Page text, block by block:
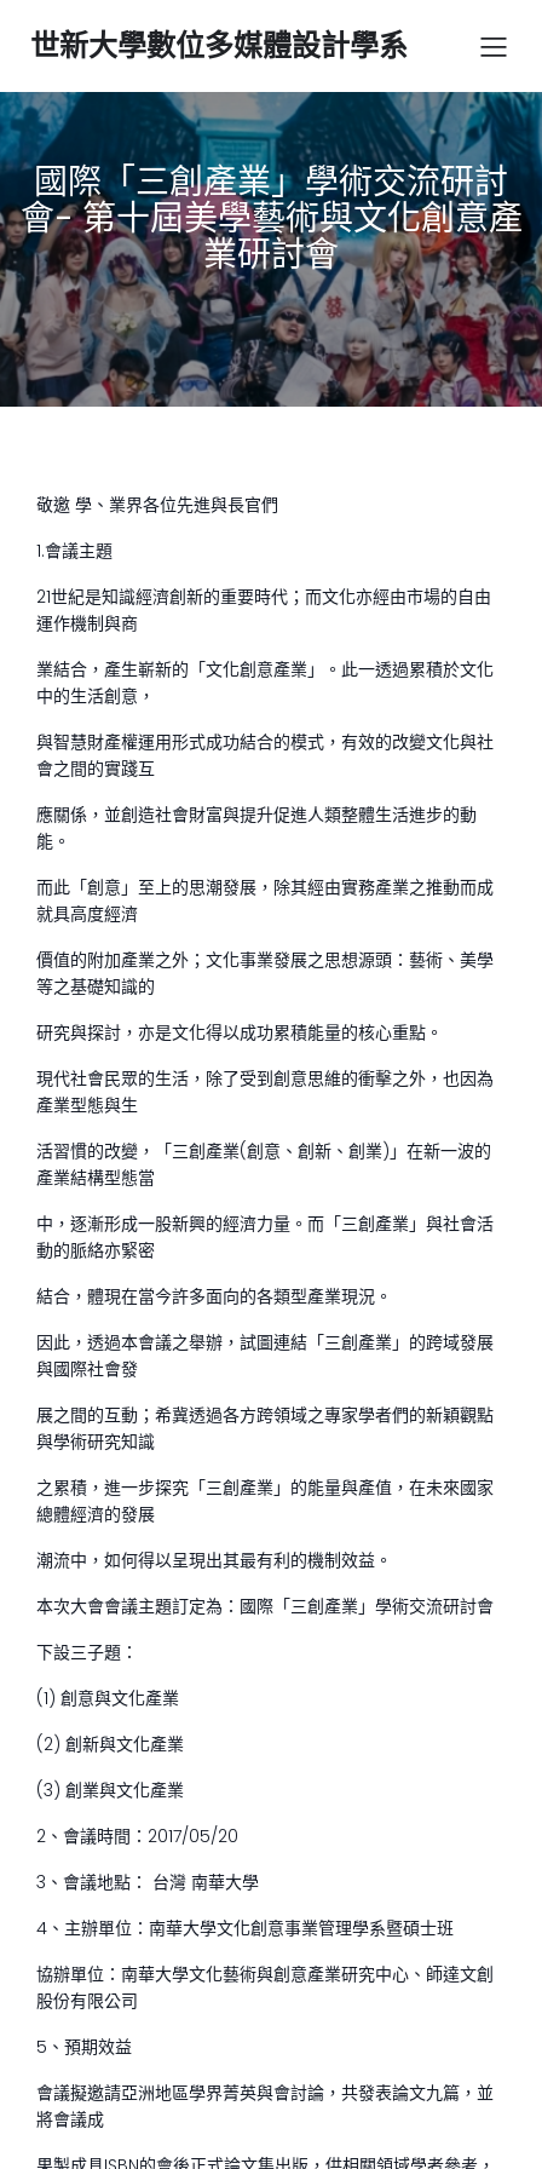
世新大學數位多媒體設計學系
國際「三創產業」學術交流研討
會- 第十屆美學藝術與文化創意產
業研討會
敬邀 學、業界各位先進與長官們
1.會議主題
21世紀是知識經濟創新的重要時代；而文化亦經由市場的自由
運作機制與商
業結合，產生嶄新的「文化創意產業」。此一透過累積於文化
中的生活創意，
與智慧財產權運用形式成功結合的模式，有效的改變文化與社
會之間的實踐互
應關係，並創造社會財富與提升促進人類整體生活進步的動
能。
而此「創意」至上的思潮發展，除其經由實務產業之推動而成
就具高度經濟
價值的附加產業之外；文化事業發展之思想源頭：藝術、美學
等之基礎知識的
研究與探討，亦是文化得以成功累積能量的核心重點。
現代社會民眾的生活，除了受到創意思維的衝擊之外，也因為
產業型態與生
活習慣的改變，「三創產業(創意、創新、創業)」在新一波的
產業結構型態當
中，逐漸形成一股新興的經濟力量。而「三創產業」與社會活
動的脈絡亦緊密
結合，體現在當今許多面向的各類型產業現況。
因此，透過本會議之舉辦，試圖連結「三創產業」的跨域發展
與國際社會發
展之間的互動；希冀透過各方跨領域之專家學者們的新穎觀點
與學術研究知識
之累積，進一步探究「三創產業」的能量與產值，在未來國家
總體經濟的發展
潮流中，如何得以呈現出其最有利的機制效益。
本次大會會議主題訂定為：國際「三創產業」學術交流研討會
下設三子題：
(1) 創意與文化產業
(2) 創新與文化產業
(3) 創業與文化產業
2、會議時間：2017/05/20
3、會議地點： 台灣 南華大學
4、主辦單位：南華大學文化創意事業管理學系暨碩士班
協辦單位：南華大學文化藝術與創意產業研究中心、師達文創
股份有限公司
5、預期效益
會議擬邀請亞洲地區學界菁英與會討論，共發表論文九篇，並
將會議成